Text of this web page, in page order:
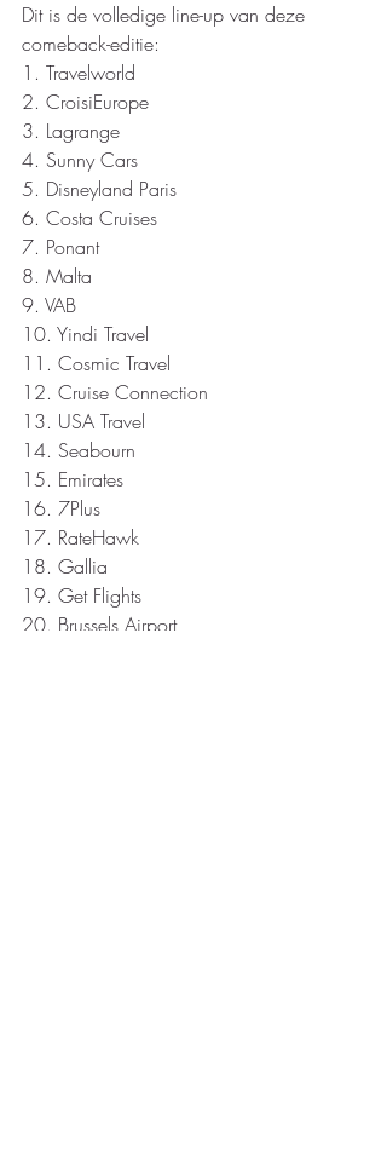
Dit is de volledige line-up van deze
comeback-editie:
1. Travelworld
2. CroisiEurope
3. Lagrange
4. Sunny Cars
5. Disneyland Paris
6. Costa Cruises
7. Ponant
8. Malta
9. VAB
10. Yindi Travel
11. Cosmic Travel
12. Cruise Connection
13. USA Travel
14. Seabourn
15. Emirates
16. 7Plus
17. RateHawk
18. Gallia
19. Get Flights
20. Brussels Airport